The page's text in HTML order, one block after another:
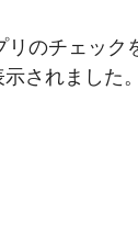
のチェッ
されました